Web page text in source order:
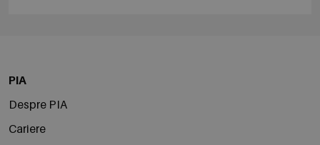
PIA
Despre PIA
Cariere